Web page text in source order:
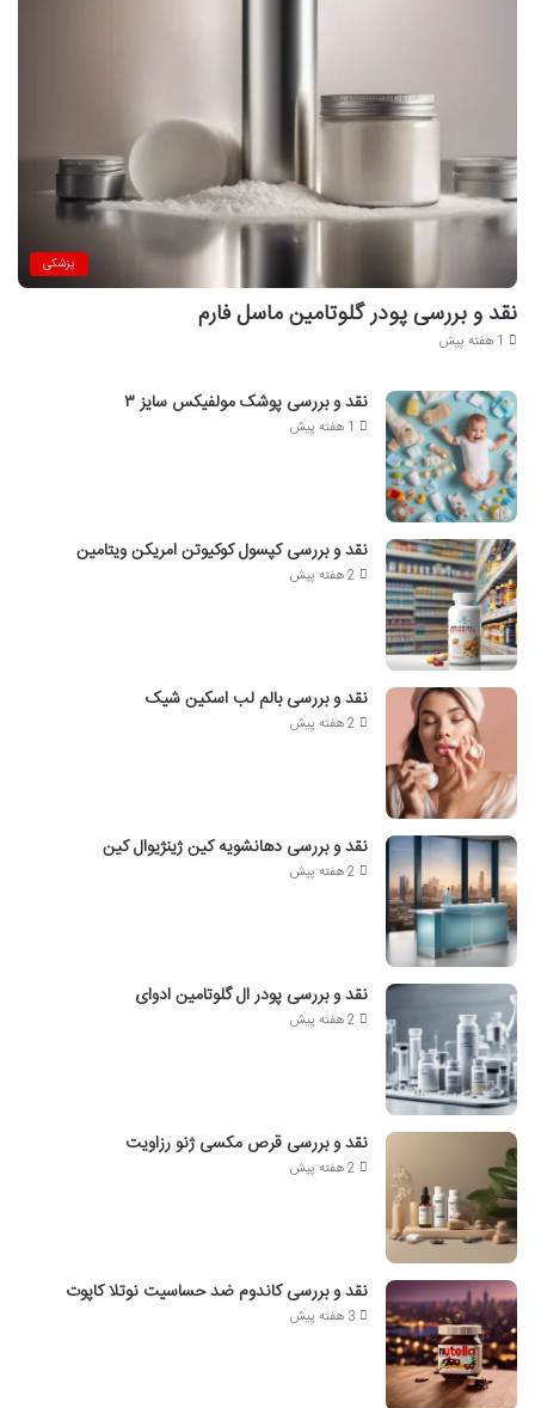
پزشکی
نقد و بررسی پودر گلوتامین ماسل فارم
1 هفته پیش
نقد و بررسی پوشک مولفیکس سایز ۳
1 هفته پیش
نقد و بررسی کپسول کوکیوتن امریکن ویتامین
2 هفته پیش
نقد و بررسی بالم لب اسکین شیک
2 هفته پیش
نقد و بررسی دهانشویه کین ژینژیوال کین
2 هفته پیش
نقد و بررسی پودر ال گلوتامین ادوای
2 هفته پیش
نقد و بررسی قرص مکسی ژنو رزاویت
2 هفته پیش
نقد و بررسی کاندوم ضد حساسیت نوتلا کاپوت
3 هفته پیش